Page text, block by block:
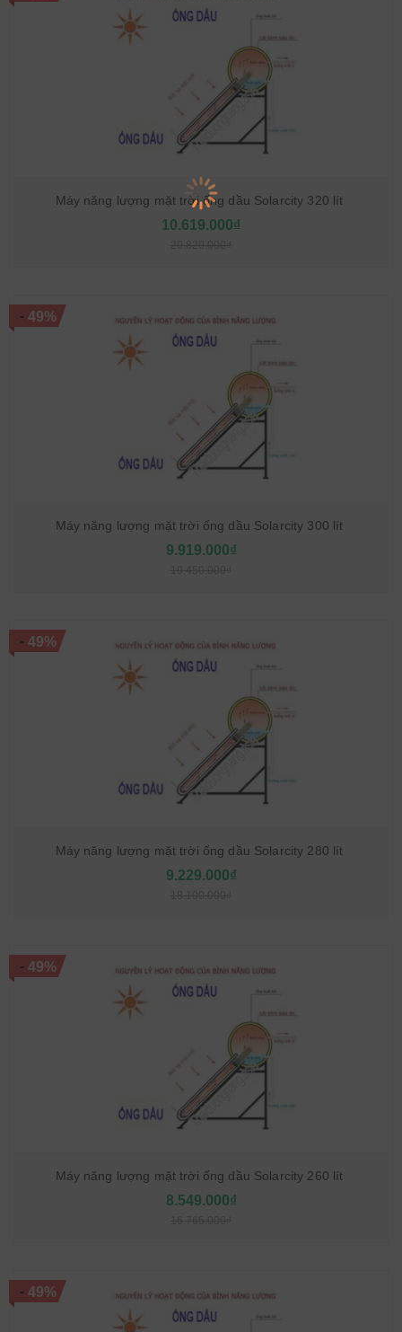
Máy năng lượng mặt trời ống dầu Solarcity 320 lít
10.619.000₫
-49%
Máy năng lượng mặt trời ống dầu Solarcity 300 lít
9.919.000₫
-49%
Máy năng lượng mặt trời ống dầu Solarcity 280 lít
9.229.000₫
-49%
Máy năng lượng mặt trời ống dầu Solarcity 260 lít
8.549.000₫
-49%